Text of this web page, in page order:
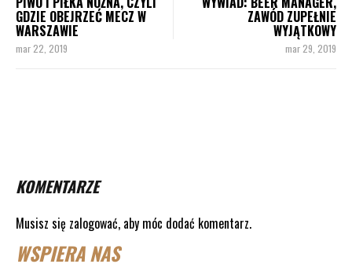
GDZIE OBEJRZEĆ MECZ W
WARSZAWIE
mar 22, 2019
ZAWÓD ZUPEŁNIE
WYJĄTKOWY
mar 29, 2019
KOMENTARZE
Musisz się zalogować, aby móc dodać komentarz.
WSPIERA NAS